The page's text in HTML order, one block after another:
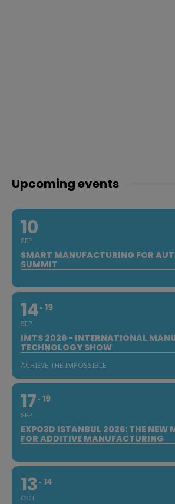
Upcoming events
10
SEP
SMART MANUFACTURING FOR
SUMMIT
14
SEP
19
IMTS 2026 - INTERNATIONAL
TECHNOLOGY SHOW
ACHIEVE THE IMPOSSIBLE
17
SEP
19
EXPO3D ISTANBUL 2026: THE NEW
FOR ADDITIVE MANUFACTURING
13
OCT
14